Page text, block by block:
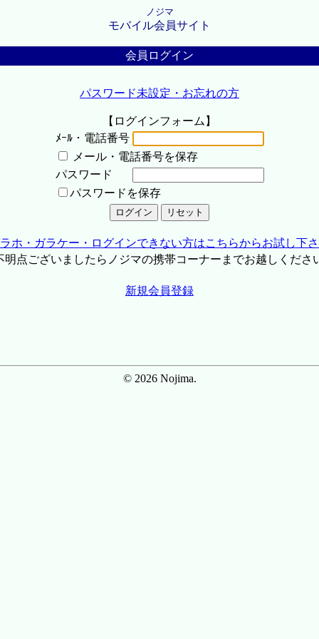
ノジマ
モバイル会員サイト
会員ログイン
パスワード未設定・お忘れの方
【ログインフォーム】
ﾒｰﾙ・電話番号
メール・電話番号を保存
パスワード
パスワードを保存
ホ・ガラケー・ログインできない方はこちらからお試し下
点ございましたらノジマの携帯コーナーまでお越しくださ
新規会員登録
© 2026 Nojima.